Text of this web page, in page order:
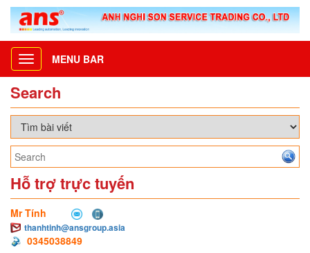
Toggle
navigation
MENU BAR
Search
Hỗ trợ trực tuyến
Mr Tính
thanhtinh@ansgroup.asia
0345038849